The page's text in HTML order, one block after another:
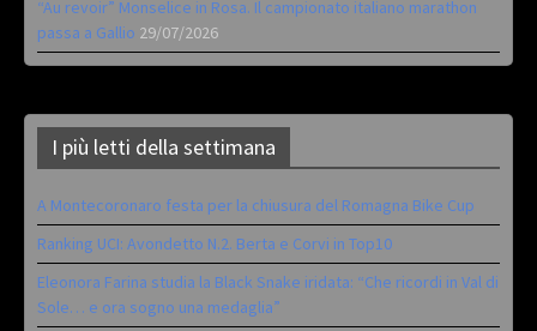
“Au revoir” Monselice in Rosa. Il campionato italiano marathon
passa a Gallio 29/07/2026
I più letti della settimana
A Montecoronaro festa per la chiusura del Romagna Bike Cup
Ranking UCI: Avondetto N.2. Berta e Corvi in Top10
Eleonora Farina studia la Black Snake iridata: “Che ricordi in Val di
Sole… e ora sogno una medaglia”